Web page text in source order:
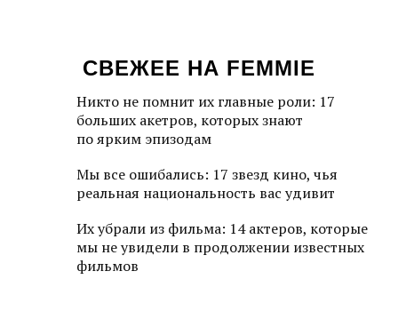
СВЕЖЕЕ НА FEMMIE
Никто не помнит их главные роли: 17
больших акетров, которых знают
по ярким эпизодам
Мы все ошибались: 17 звезд кино, чья
реальная национальность вас удивит
Их убрали из фильма: 14 актеров, которые
мы не увидели в продолжении известных
фильмов